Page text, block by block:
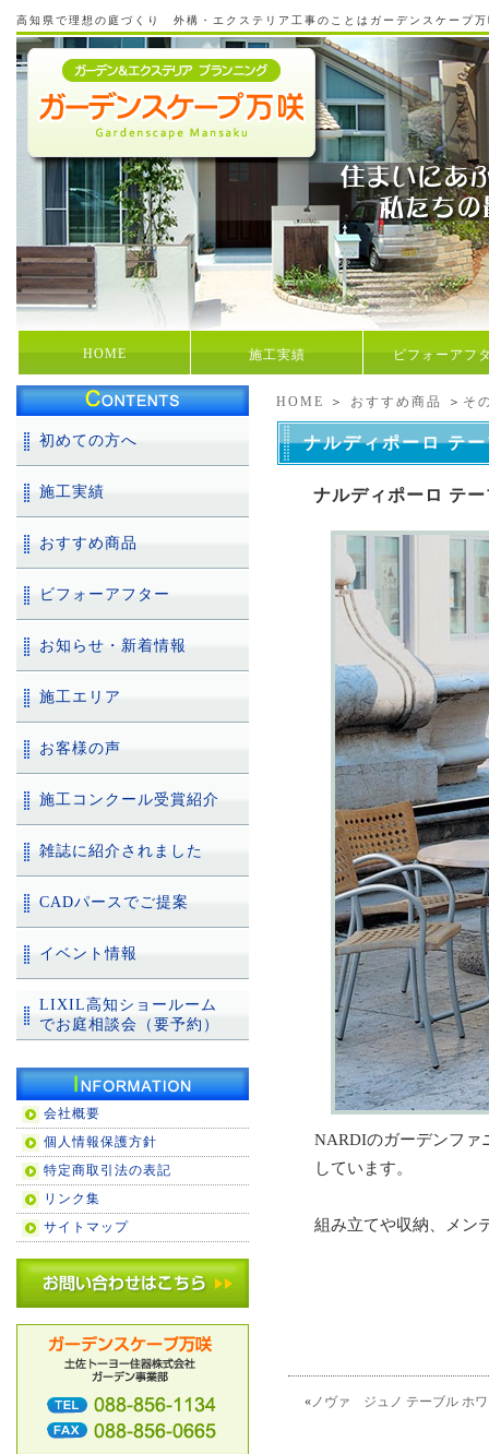
高知県で理想の庭づくり 外構・エクステリア工事のことはガーデンスケープ
HOME 施工実績 ビフォーアフ
HOME ＞ おすすめ商品 ＞ そ
ナルディポーロ テ
ナルディポーロ テ
NARDIのガーデンファ
しています。
組み立てや収納、メン
«ノヴァ ジュノ テーブル ホ
初めての方へ
施工実績
おすすめ商品
ビフォーアフター
お知らせ・新着情報
施工エリア
お客様の声
施工コンクール受賞紹介
雑誌に紹介されました
CADパースでご提案
イベント情報
LIXIL高知ショールーム
でお庭相談会（要予約）
会社概要
個人情報保護方針
特定商取引法の表記
リンク集
サイトマップ